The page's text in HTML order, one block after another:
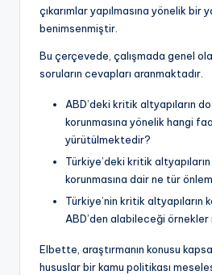
çıkarımlar yapılmasına yönelik bir
benimsenmiştir.
Bu çerçevede, çalışmada genel
soruların cevapları aranmaktadır.
ABD’deki kritik altyapıların
korunmasına yönelik hangi
yürütülmektedir?
Türkiye’deki kritik
korunmasına dair ne tür
Türkiye’nin kritik altyapıların
ABD’den alabileceği örnekler
Elbette, araştırmanın konusu
hususlar bir kamu politikası